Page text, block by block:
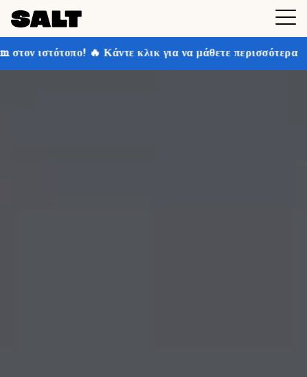
κλικ για να μάθετε περισσότερα Κερδίστε έως